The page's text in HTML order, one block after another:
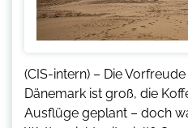
(CIS-intern) – Die
Dänemark ist groß, die
Ausflüge geplant – doch